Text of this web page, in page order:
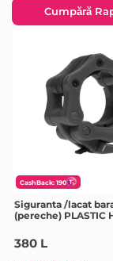
Cumpără
CashBack: 190
Siguranta /lacat
(pereche) PLASTIC
380 L